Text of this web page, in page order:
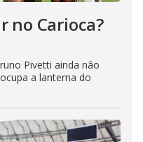
no Carioca?
Pivetti ainda não
a lanterna do